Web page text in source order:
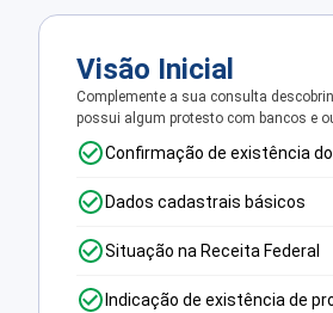
Visão Inicial
Complemente a sua consulta
possui algum protesto com bancos e
Confirmação de existência do
Dados cadastrais básicos
Situação na Receita Federal
Indicação de existência de